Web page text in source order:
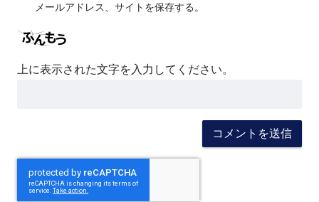
メールアドレス、サイトを保存する。
上に表示された文字を入力してください。